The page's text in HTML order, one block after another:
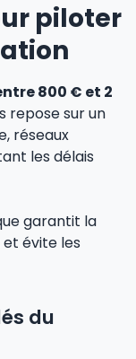
piloter
800 € et 2
repose sur un
réseaux
les délais
garantit la
et évite les
du